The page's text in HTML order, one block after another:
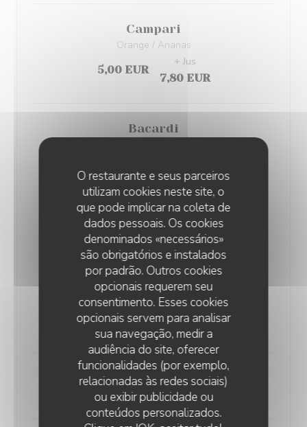
O restaurante e seus parceiros
utilizam cookies neste site, o
que pode implicar na coleta de
dados pessoais. Os cookies
denominados «necessários»
são obrigatórios e instalados
por padrão. Outros cookies
opcionais requerem seu
consentimento. Esses cookies
opcionais servem para analisar
sua navegação, medir a
audiência do site, oferecer
funcionalidades (por exemplo,
relacionadas às redes sociais)
ou exibir publicidade ou
conteúdos personalizados.
Campari
Orange / Ananas
5,00 EUR
7,80 EUR
+ Jus
Bacardi
5,50 EUR
8,30 EUR
+ Coca
Suze
4,50 EUR
8,00 EUR
Baileys
8,00 EUR